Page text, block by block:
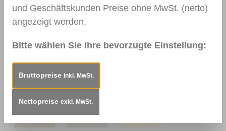
0112
Nussbraun
0166 Wenge
0114
Dunkel
0157
und Geschäftskunden Preise ohne MwSt. (netto)
angezeigt werden.
Bitte wählen Sie Ihre bevorzugte Einstellung:
Bruttopreise inkl. MwSt.
Nettopreise exkl. MwSt.